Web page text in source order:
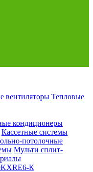
вентиляторы Тепловые
кондиционеры
Кассетные системы
потолочные
Мульти сплит-
К